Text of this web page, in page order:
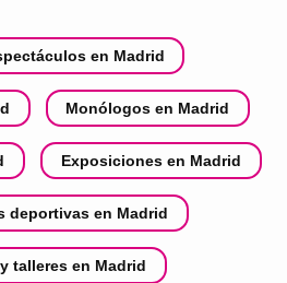
en Madrid
Monólogos en Madrid
Exposiciones en Madrid
deportivas en Madrid
talleres en Madrid